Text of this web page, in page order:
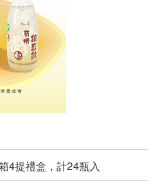
4提禮盒，計24瓶入